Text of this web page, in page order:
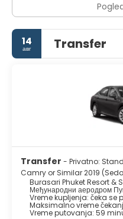
14
авг Transfer
Transfer - Privatno:
Camry or Similar 2019
Burasari Phuket Resort &
Међународни аеродром
Vreme kupljenja: čeka se
Maksimalno vreme
Vreme putovanja: 59